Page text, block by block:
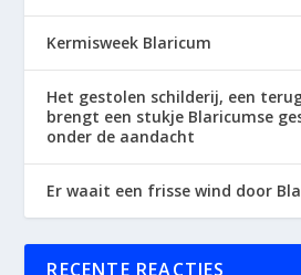
Kermisweek Blaricum
Het gestolen schilderij, een
brengt een stukje Blaricumse
onder de aandacht
Er waait een frisse wind door
RECENTE REACTIES